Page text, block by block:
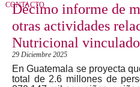
CONTACTO
Décimo informe de
otras actividades
Nutricional
29 Diciembre 2025
En Guatemala se proyecta
total de 2.6 millones de